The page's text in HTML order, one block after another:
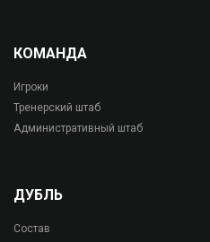
КОМАНДА
Игроки
Тренерский штаб
Административный штаб
ДУБЛЬ
Состав